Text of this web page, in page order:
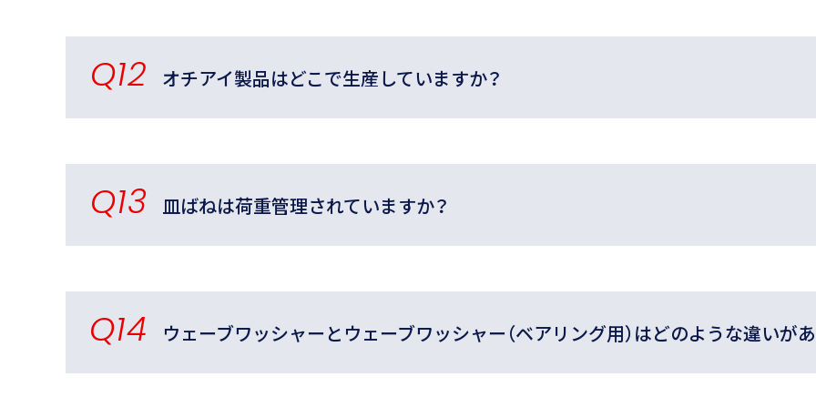
Q12 オチアイ製品はどこで生産していますか？
Q13 皿ばねは荷重管理されていますか？
Q14 ウェーブワッシャーとウェーブワッシャー（ベアリング用）はどのような違いが